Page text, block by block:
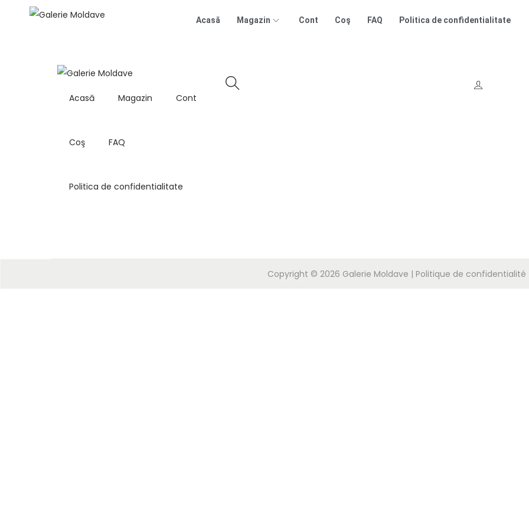
Acasă Magazin Cont Coş FAQ Politica de confidentialitate
Acasă Magazin Cont
Coş FAQ
Politica de confidentialitate
Copyright © 2026 Galerie Moldave | Politique de confidentialité